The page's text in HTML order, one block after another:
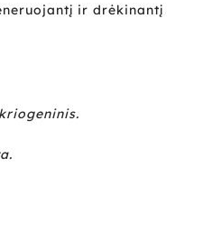
ir drėkinantį